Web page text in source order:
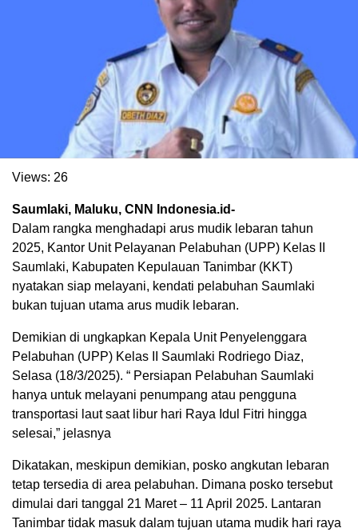
Views: 26
Saumlaki, Maluku, CNN Indonesia.id-
Dalam rangka menghadapi arus mudik lebaran tahun
2025, Kantor Unit Pelayanan Pelabuhan (UPP) Kelas II
Saumlaki, Kabupaten Kepulauan Tanimbar (KKT)
nyatakan siap melayani, kendati pelabuhan Saumlaki
bukan tujuan utama arus mudik lebaran.
Demikian di ungkapkan Kepala Unit Penyelenggara
Pelabuhan (UPP) Kelas II Saumlaki Rodriego Diaz,
Selasa (18/3/2025). “ Persiapan Pelabuhan Saumlaki
hanya untuk melayani penumpang atau pengguna
transportasi laut saat libur hari Raya Idul Fitri hingga
selesai,” jelasnya
Dikatakan, meskipun demikian, posko angkutan lebaran
tetap tersedia di area pelabuhan. Dimana posko tersebut
dimulai dari tanggal 21 Maret – 11 April 2025. Lantaran
Tanimbar tidak masuk dalam tujuan utama mudik hari raya
. Ukuran gambar 480px x 600px